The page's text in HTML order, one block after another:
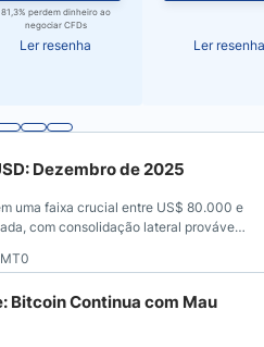
81,3% perdem dinheiro ao
negociar CFDs
Ler resenha Ler resenha
Dezembro de 2025
uma faixa crucial entre US$ 80.000 e
com consolidação lateral provável,
o próximo movimento importante.
Bitcoin Continua com Mau